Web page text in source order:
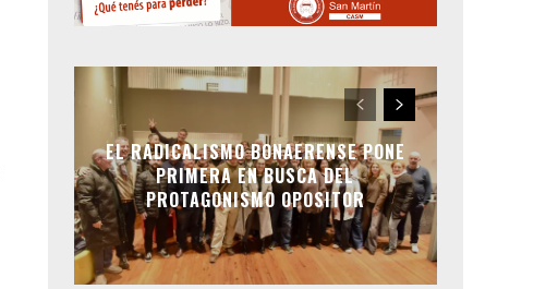
EL RADICALISMO BONAERENSE PONE
PRIMERA EN BUSCA DEL
PROTAGONISMO OPOSITOR